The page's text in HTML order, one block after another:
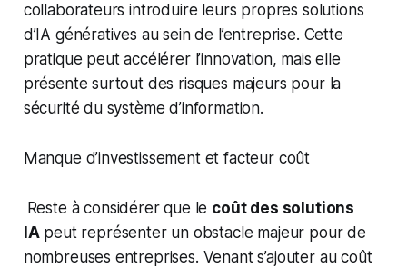
collaborateurs introduire leurs propres solutions
d’IA génératives au sein de l’entreprise. Cette
pratique peut accélérer l’innovation, mais elle
présente surtout des risques majeurs pour la
sécurité du système d’information.
Manque d’investissement et facteur coût
Reste à considérer que le coût des solutions
IApeut représenter un obstacle majeur pour de
nombreuses entreprises. Venant s’ajouter au coût